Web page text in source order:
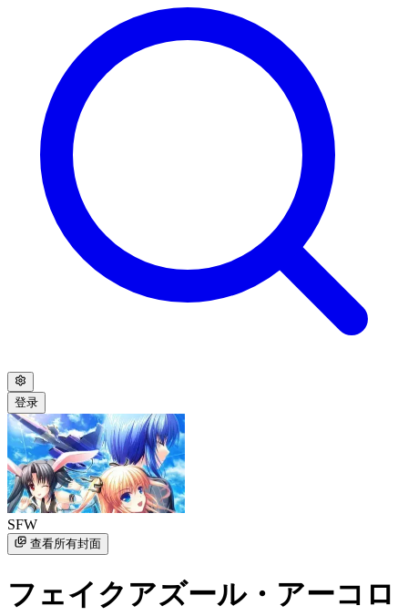
登录
SFW
查看所有封面
フェイクアズール・アーコロ